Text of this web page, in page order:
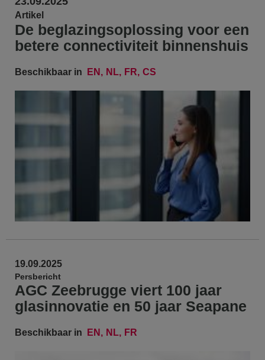
Artikel
De beglazingsoplossing voor een
betere connectiviteit binnenshuis
Beschikbaar in EN NL FR CS
19.09.2025
Persbericht
AGC Zeebrugge viert 100 jaar
glasinnovatie en 50 jaar Seapane
Beschikbaar in EN NL FR